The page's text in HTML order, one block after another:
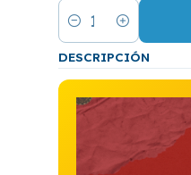
Cantidad
DESCRIPCIÓN